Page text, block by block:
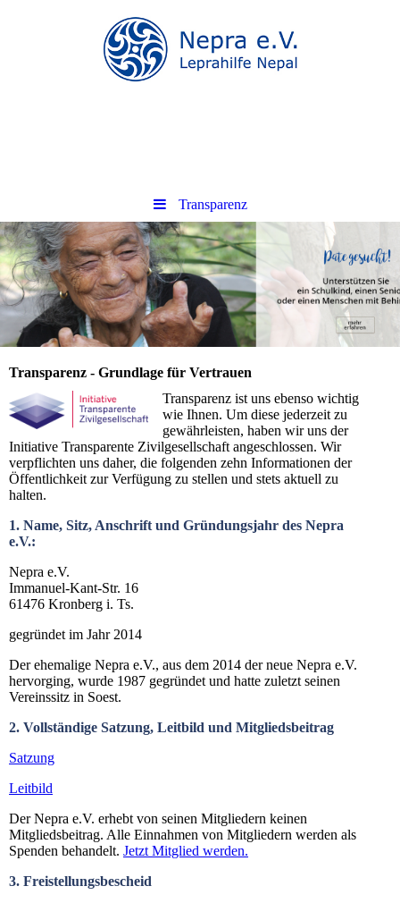
Transparenz
Transparenz - Grundlage für Vertrauen
Transparenz ist uns ebenso wichtig
wie Ihnen. Um diese jederzeit zu
gewährleisten, haben wir uns der
Initiative Transparente Zivilgesellschaft angeschlossen. Wir
verpflichten uns daher, die folgenden zehn Informationen der
Öffentlichkeit zur Verfügung zu stellen und stets aktuell zu
halten.
1. Name, Sitz, Anschrift und Gründungsjahr des Nepra
e.V.:
Nepra e.V.
Immanuel-Kant-Str. 16
61476 Kronberg i. Ts.
gegründet im Jahr 2014
Der ehemalige Nepra e.V., aus dem 2014 der neue Nepra e.V.
hervorging, wurde 1987 gegründet und hatte zuletzt seinen
Vereinssitz in Soest.
2. Vollständige Satzung, Leitbild und Mitgliedsbeitrag
Satzung
Leitbild
Der Nepra e.V. erhebt von seinen Mitgliedern keinen
Mitgliedsbeitrag. Alle Einnahmen von Mitgliedern werden als
Spenden behandelt. Jetzt Mitglied werden.
3. Freistellungsbescheid